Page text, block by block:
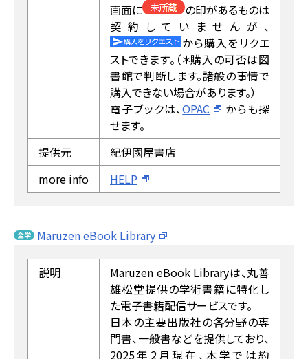
画面に
の印があるものは
契約していませんが、
から購入をリクエ
ストできます。（＊購入の可否は図
書館で判断します。諸般の事情で
購入できない場合があります。）
電子ブックは、OPAC
からも探
せます。
提供元
紀伊國屋書店
more info
HELP
Maruzen eBook Library
説明
Maruzen eBook Libraryは、丸善
雄松堂提供の学術書籍に特化し
た電子書籍配信サービスです。
日本の主要出版社の各分野の専
門書、一般書などを提供しており、
2025年2月現在、本学では約